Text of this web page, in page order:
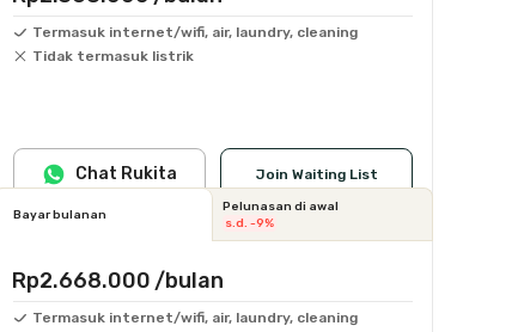
Termasuk internet/wifi, air, laundry, cleaning
Tidak termasuk listrik
Join Waiting List
Chat Rukita
Bayar bulanan
Pelunasan di awal
s.d. -9%
Rp2.668.000 /bulan
Termasuk internet/wifi, air, laundry, cleaning